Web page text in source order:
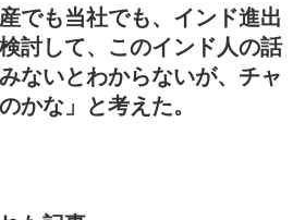
でも当社でも、インド進出
討して、このインド人の話
ないとわからないが、チャ
かな」と考えた。